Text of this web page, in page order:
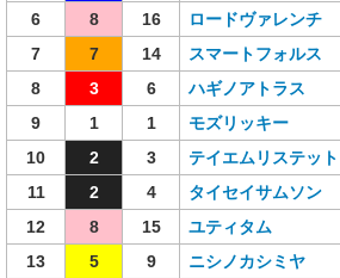
6
8 16 ロードヴァレンチ
7
7 14 スマートフォルス
8
3 6 ハギノアトラス
9
1 1 モズリッキー
10
2 3 テイエムリステット
11
2 4 タイセイサムソン
12
8 15 ユティタム
13
5 9 ニシノカシミヤ